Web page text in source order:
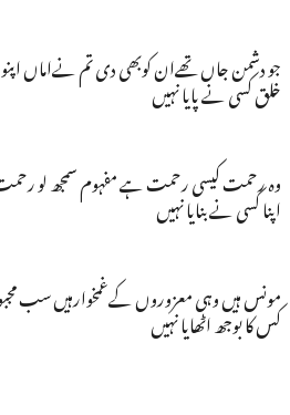
جو دشمن جاں تھےان کوبھی دی تم نےاماں
خلق کسی نے پایا نہیں
وہ رحمت کیسی رحمت ہے مفہوم سمجھ لو
اپنا کسی نے بنایا نہیں
مونس ہیں وہی معزوروں کےغمخوارہیں سب
کس کا بوجھ اٹھایا نہیں